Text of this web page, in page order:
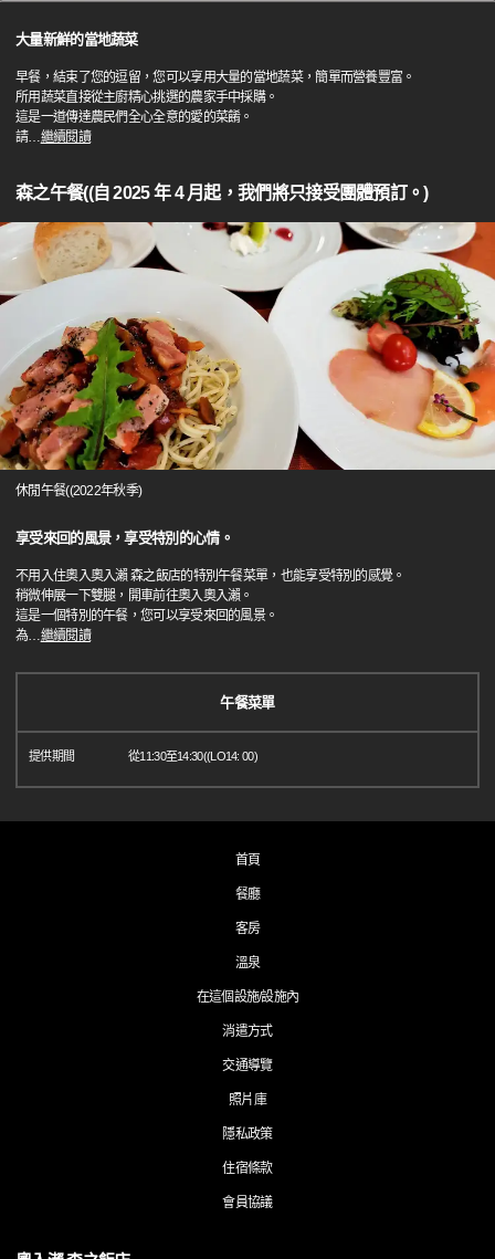
大量新鮮的當地蔬菜
早餐，結束了您的逗留，您可以享用大量的當地蔬菜，簡單而營養豐富。
所用蔬菜直接從主廚精心挑選的農家手中採購。
這是一道傳達農民們全心全意的愛的菜餚。
請…繼續閱讀
森之午餐((自 2025 年 4 月起，我們將只接受團體預訂。)
休閒午餐((2022年秋季)
享受來回的風景，享受特別的心情。
不用入住奧入奧入瀨 森之飯店的特別午餐菜單，也能享受特別的感覺。
稍微伸展一下雙腿，開車前往奧入奧入瀨。
這是一個特別的午餐，您可以享受來回的風景。
為…繼續閱讀
午餐菜單
提供期間 從11:30至14:30((LO14: 00)
首頁
餐廳
客房
溫泉
在這個設施/設施內
消遣方式
交通導覽
照片庫
隱私政策
住宿條款
會員協議